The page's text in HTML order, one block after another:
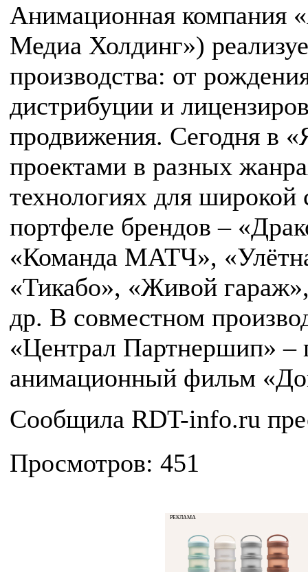
Анимационная компания
Медиа Холдинг»)
производства: от
дистрибуции и
продвижения. Сегодня в
проектами в разных
технологиях для
портфеле брендов –
«Команда МАТЧ»,
«Тикабо», «Живой
др. В совместном
«Централ Партнершип»
анимационный фильм
Сообщила RDT-info.ru
Просмотров: 451
РЕКЛАМА